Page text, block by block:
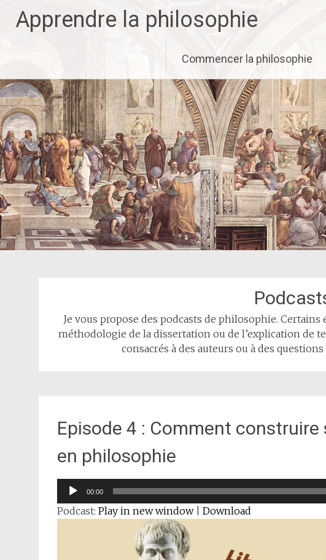
Apprendre la philosophie
Commencer la philosophie
Je vous propose des podcasts de philosophie.
méthodologie de la dissertation ou de l’explication de
consacrés à des auteurs ou à des
Episode 4 : Comment
en philosophie
Lecteur
audio
00:00
Podcast: Play in new window| Download